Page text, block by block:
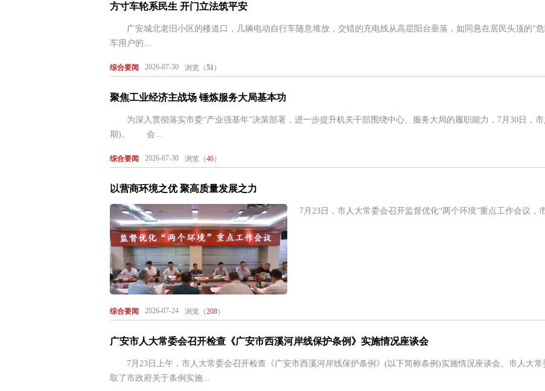
方寸车轮系民生 开门立法筑平安
广安城北老旧小区的楼道口，几辆电动自行车随意堆放，交错的充电线从高层阳台垂落，如同悬在居民头顶的“
车用户的...
综合要闻 2026-07-30 浏览（51 ）
聚焦工业经济主战场 锤炼服务大局基本功
为深入贯彻落实市委“产业强基年”决策部署，进一步提升机关干部围绕中心、服务大局的履职能力，7月30日，
期)。 会...
综合要闻 2026-07-30 浏览（46）
以营商环境之优 聚高质量发展之力
7月23日，市人大常委会召开监督优化“两个环境”重点工作会议
综合要闻 2026-07-24 浏览（208）
广安市人大常委会召开检查《广安市西溪河岸线保护条例》实施情况座谈会
7月23日上午，市人大常委会召开检查《广安市西溪河岸线保护条例》(以下简称条例)实施情况座谈会。市人
取了市政府关于条例实施...